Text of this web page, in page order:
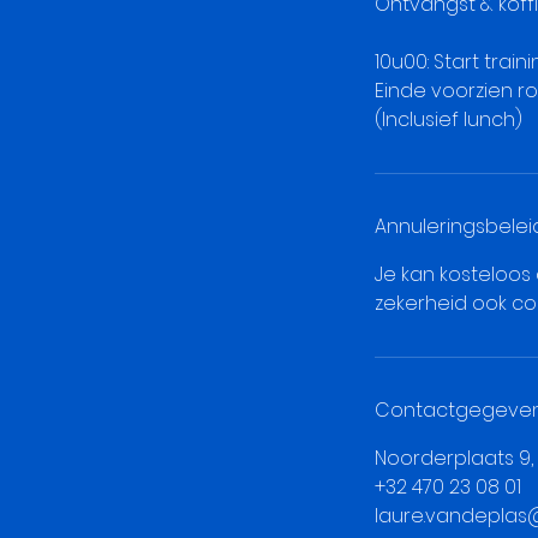
10u00: Start
Einde voorzien
(Inclusief lunch)
Je kan
zekerheid ook
Noorderplaats
+32 470 23 08 01